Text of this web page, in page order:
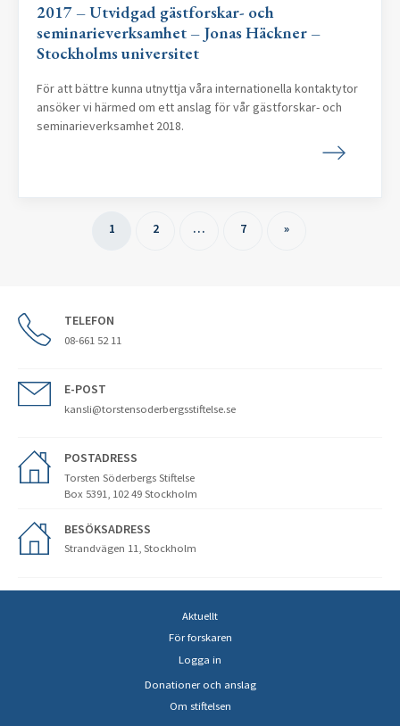
2017 – Utvidgad gästforskar- och
seminarieverksamhet – Jonas Häckner –
Stockholms universitet
För att bättre kunna utnyttja våra internationella kontaktytor
ansöker vi härmed om ett anslag för vår gästforskar- och
seminarieverksamhet 2018.
1 2 … 7 »
TELEFON
08-661 52 11
E-POST
kansli@torstensoderbergsstiftelse.se
POSTADRESS
Torsten Söderbergs Stiftelse
Box 5391, 102 49 Stockholm
BESÖKSADRESS
Strandvägen 11, Stockholm
Aktuellt
För forskaren
Logga in
Donationer och anslag
Om stiftelsen